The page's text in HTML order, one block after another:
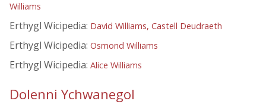
Williams
Erthygl Wicipedia: David Williams, Castell Deudraeth
Erthygl Wicipedia: Osmond Williams
Erthygl Wicipedia: Alice Williams
Dolenni Ychwanegol